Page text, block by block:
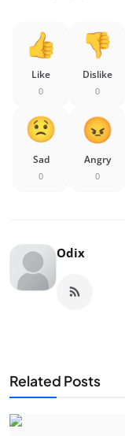
Like
0
Dislike
0
Sad
0
Angry
0
Odix
Related Posts